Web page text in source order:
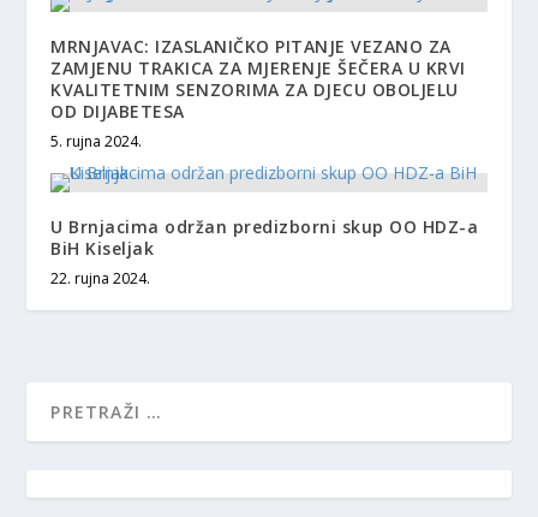
MRNJAVAC: IZASLANIČKO PITANJE VEZANO ZA
ZAMJENU TRAKICA ZA MJERENJE ŠEČERA U KRVI
KVALITETNIM SENZORIMA ZA DJECU OBOLJELU
OD DIJABETESA
5. rujna 2024.
U Brnjacima održan predizborni skup OO HDZ-a
BiH Kiseljak
22. rujna 2024.